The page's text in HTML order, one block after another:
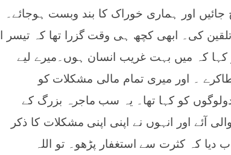
اور ہماری خوراک کا بند وبست ہوجائے۔
کی۔ ابھی کچھ ہی وقت گزرا تھا کہ تیسر ا
کہ میں بہت غریب انسان ہوں۔میرے لیے
۔ اور میری تمام مالی مشکلات کو
کو کہا تھا۔ یہ سب ماجرہ بزرگ کے
آئے اور انہوں نے اپنی اپنی مشکلات کا ذکر
کہ کثرت سے استغفار پڑھو۔ تو اللہ